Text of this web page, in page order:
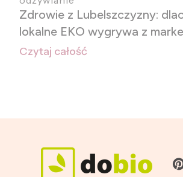
Zdrowie z Lubelszczyzny:
lokalne EKO wygrywa z
masowością?
Czytaj całość